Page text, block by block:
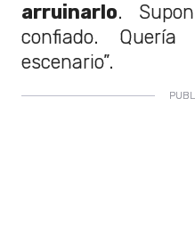
arruinarlo.
confiado.
escenario”.